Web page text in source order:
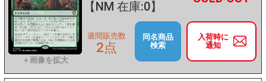
【NM 在庫:0】
入荷時に
通知
週間販売数
2点
同名商品
検索